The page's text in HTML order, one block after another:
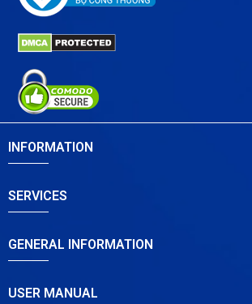
INFORMATION
SERVICES
GENERAL INFORMATION
USER MANUAL